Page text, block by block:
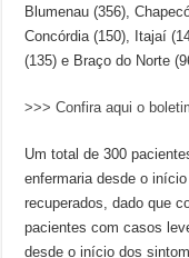
Blumenau (356),
Concórdia (150), Itajaí
(135) e Braço do Norte
>>> Confira aqui o
Um total de 300
enfermaria desde o
recuperados, dado que
pacientes com casos
desde o início dos